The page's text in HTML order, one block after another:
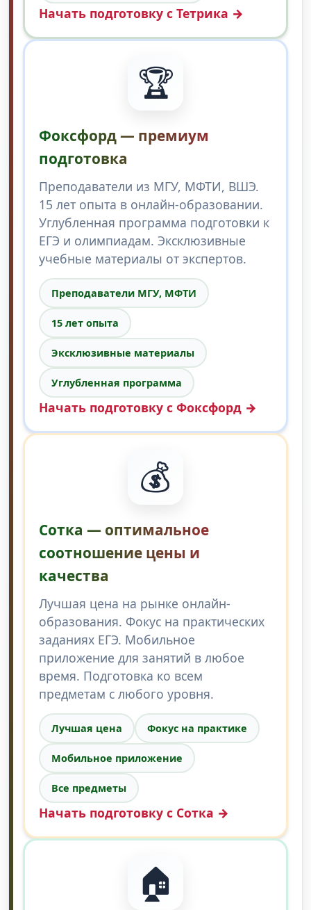
Начать подготовку с Тетрика →
🏆
Фоксфорд — премиум
подготовка
Преподаватели из МГУ, МФТИ, ВШЭ.
15 лет опыта в онлайн-образовании.
Углубленная программа подготовки к
ЕГЭ и олимпиадам. Эксклюзивные
учебные материалы от экспертов.
Преподаватели МГУ, МФТИ
15 лет опыта
Эксклюзивные материалы
Углубленная программа
Начать подготовку с Фоксфорд →
💰
Сотка — оптимальное
соотношение цены и
качества
Лучшая цена на рынке онлайн-
образования. Фокус на практических
заданиях ЕГЭ. Мобильное
приложение для занятий в любое
время. Подготовка ко всем
предметам с любого уровня.
Лучшая цена Фокус на практике
Мобильное приложение
Все предметы
Начать подготовку с Сотка →
🏠